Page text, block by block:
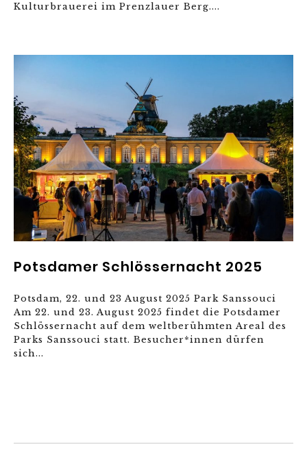
Kulturbrauerei im Prenzlauer Berg....
Potsdamer Schlössernacht 2025
Potsdam, 22. und 23 August 2025 Park Sanssouci
Am 22. und 23. August 2025 findet die Potsdamer
Schlössernacht auf dem weltberühmten Areal des
Parks Sanssouci statt. Besucher*innen dürfen
sich...